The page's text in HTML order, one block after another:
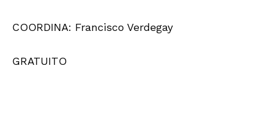
COORDINA: Francisco Verdegay
GRATUITO